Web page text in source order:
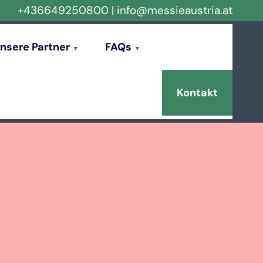
+436649250800 | info@messieaustria.at
Partner FAQs
Kontakt